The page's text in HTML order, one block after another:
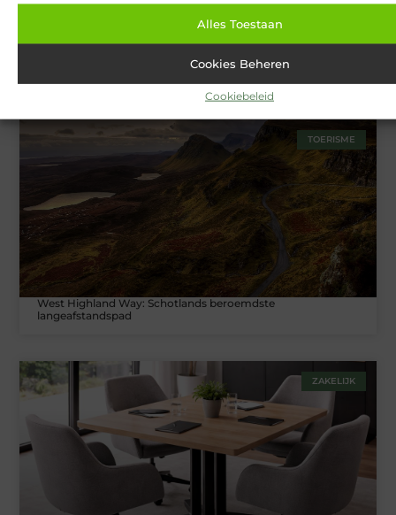
Alles Toestaan
Cookies Beheren
Cookiebeleid
TOERISME
West Highland Way: Schotlands beroemdste
langeafstandspad
ZAKELIJK